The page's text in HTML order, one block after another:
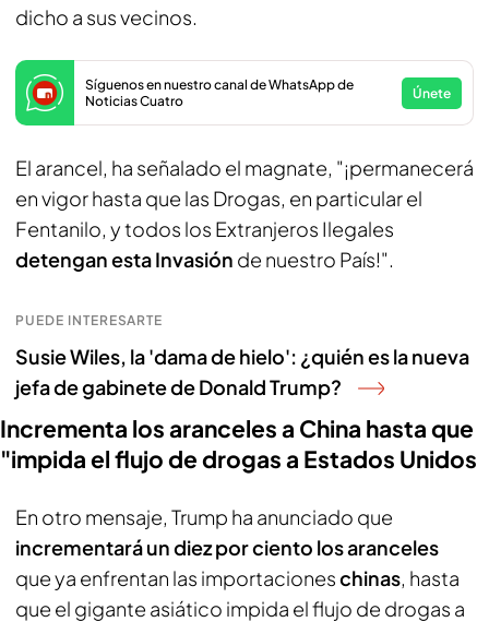
dicho a sus vecinos.
Síguenos en nuestro canal de WhatsApp de
Noticias Cuatro
Únete
El arancel, ha señalado el magnate, "¡permanecerá
en vigor hasta que las Drogas, en particular el
Fentanilo, y todos los Extranjeros Ilegales
detengan esta Invasión de nuestro País!".
PUEDE INTERESARTE
Susie Wiles, la 'dama de hielo': ¿quién es la nueva
jefa de gabinete de Donald Trump?
Incrementa los aranceles a China hasta que
"impida el flujo de drogas a Estados Unidos
En otro mensaje, Trump ha anunciado que
incrementará un diez por ciento los aranceles
que ya enfrentan las importacioneschinas, hasta
que el gigante asiático impida el flujo de drogas a